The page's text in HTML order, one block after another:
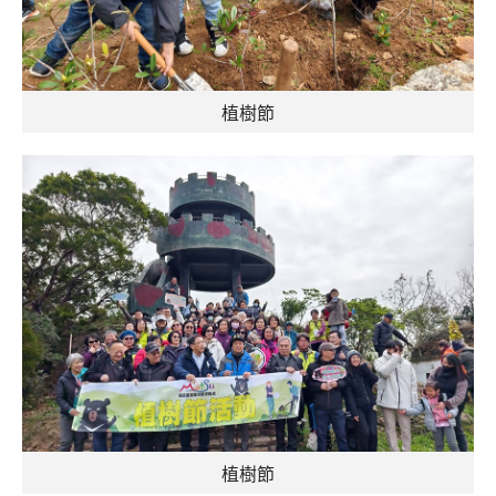
植樹節
植樹節